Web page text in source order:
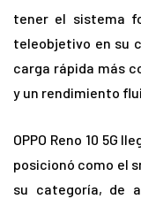
tener el sistema
teleobjetivo en su
carga rápida más
y un rendimiento
OPPO Reno 10 5G
posicionó como el
su categoría, de